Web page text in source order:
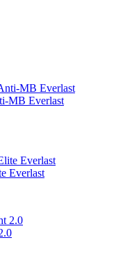
MB Everlast
Everlast